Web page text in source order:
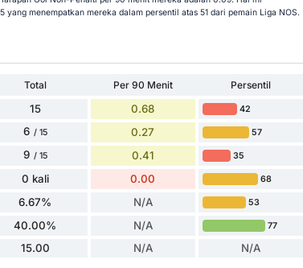
yang menempatkan mereka dalam persentil atas 51 dari pemain Liga NOS.
Total Per 90 Menit
Persentil
15 0.68 42
6 / 15 0.27 57
9 / 15 0.41 35
0 kali 0.00 68
6.67% N/A 53
40.00% N/A 77
15.00 N/A N/A